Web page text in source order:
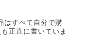
はすべて自分で購
正直に書いていま